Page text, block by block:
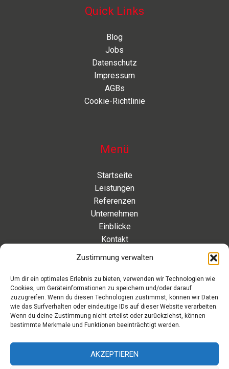
Zustimmung verwalten
Um dir ein optimales Erlebnis zu bieten, verwenden wir Technologien wie
Cookies, um Geräteinformationen zu speichern und/oder darauf
zuzugreifen. Wenn du diesen Technologien zustimmst, können wir Daten
wie das Surfverhalten oder eindeutige IDs auf dieser Website verarbeiten.
Wenn du deine Zustimmung nicht erteilst oder zurückziehst, können
bestimmte Merkmale und Funktionen beeinträchtigt werden.
AKZEPTIEREN
Quick Links
Blog
Jobs
Datenschutz
Impressum
AGBs
Cookie-Richtlinie
Menü
Startseite
Leistungen
Referenzen
Unternehmen
Einblicke
Kontakt
Eleonorenstraße 20 | 30449 Hannover Deutschland
Telefon: +49 511 89 880 494
Telefax: +49 511 89 880 495
info[at]aaroon.de